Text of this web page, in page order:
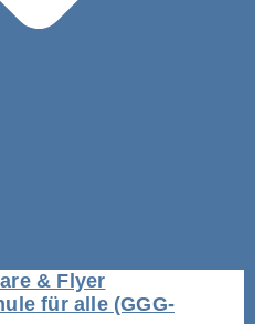
& Flyer
für alle (GGG-